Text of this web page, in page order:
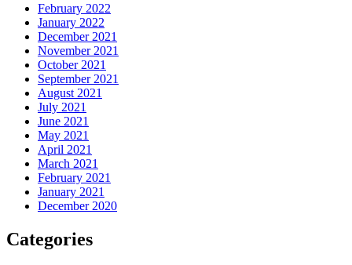
February 2022
January 2022
December 2021
November 2021
October 2021
September 2021
August 2021
July 2021
June 2021
May 2021
April 2021
March 2021
February 2021
January 2021
December 2020
Categories